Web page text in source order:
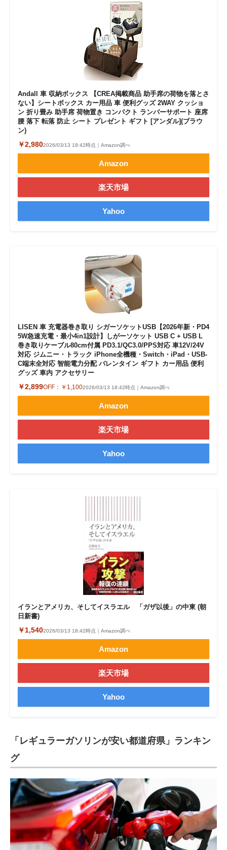
Andall 車 収納ボックス 【CREA掲載商品 助手席の荷物を落とさ
ない】シートボックス カー用品 車 便利グッズ 2WAY クッショ
ン 折り畳み 助手席 荷物置き コンパクト ランバーサポート 座席
腰 落下 転落 防止 シート プレゼント ギフト [アンダル](ブラウ
ン)
￥2,9802026/03/13 18:42時点｜Amazon調べ
Amazon
楽天市場
Yahoo
LISEN 車 充電器巻き取り シガーソケットUSB【2026年新・PD4
5W急速充電・最小4in1設計】しがーソケット USB C + USB L
巻き取りケーブル80cm付属 PD3.1/QC3.0/PPS対応 車12V/24V
対応 ジムニー・トラック iPhone全機種・Switch・iPad・USB-
C端末全対応 智能電力分配 バレンタイン ギフト カー用品 便利
グッズ 車内 アクセサリー
￥2,899OFF： ￥1,1002026/03/13 18:42時点｜Amazon調べ
Amazon
楽天市場
Yahoo
イランとアメリカ、そしてイスラエル 「ガザ以後」の中東 (朝
日新書)
￥1,5402026/03/13 18:42時点｜Amazon調べ
Amazon
楽天市場
Yahoo
「レギュラーガソリンが安い都道府県」ランキン
グ